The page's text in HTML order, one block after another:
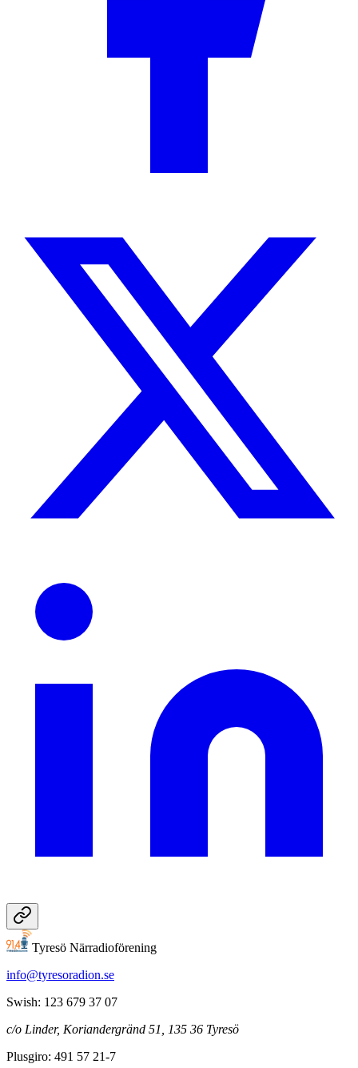
Tyresö Närradioförening
info@tyresoradion.se
Swish: 123 679 37 07
c/o Linder, Koriandergränd 51, 135 36 Tyresö
Plusgiro: 491 57 21-7